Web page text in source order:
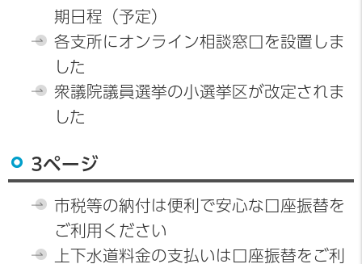
期日程（予定）
各支所にオンライン相談窓口を設置しま
した
衆議院議員選挙の小選挙区が改定されま
した
3ページ
市税等の納付は便利で安心な口座振替を
ご利用ください
上下水道料金の支払いは口座振替をご利